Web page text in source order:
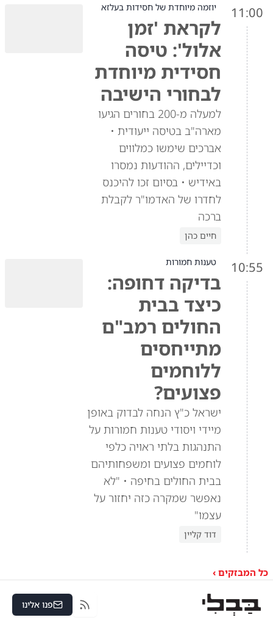
11:00 יוזמה מיוחדת של חסידות בעלזא
לקראת 'זמן
אלול': טיסה
חסידית מיוחדת
לבחורי הישיבה
למעלה מ-200 בחורים הגיעו
מארה"ב בטיסה ייעודית •
אברכים שימשו כמלווים
וכדיילים, ההודעות נמסרו
באידיש • בסיום זכו להיכנס
לחדרו של האדמו"ר לקבלת
ברכה
חיים כהן
10:55 טענות חמורות
בדיקה דחופה:
כיצד בבית
החולים רמב"ם
מתייחסים
ללוחמים
פצועים?
ישראל כ"ץ הנחה לבדוק באופן
מיידי ויסודי טענות חמורות על
התנהגות בלתי ראויה כלפי
לוחמים פצועים ומשפחותיהם
בבית החולים בחיפה • "לא
נאפשר שמקרה כזה יחזור על
עצמו"
דוד קליין
כל המבזקים ›
RSS פנו אלינו